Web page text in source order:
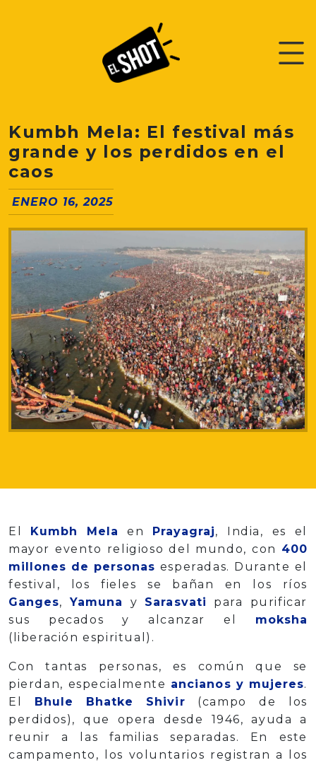
Kumbh Mela: El festival más
grande y los perdidos en el
caos
ENERO 16, 2025
El Kumbh Mela en Prayagraj, India, es el
mayor evento religioso del mundo, con 400
millones de personas esperadas. Durante el
festival, los fieles se bañan en los ríos
Ganges,Yamuna y Sarasvati para purificar
sus pecados y alcanzar el moksha
(liberación espiritual).
Con tantas personas, es común que se
pierdan, especialmente ancianos y mujeres.
El Bhule Bhatke Shivir (campo de los
perdidos), que opera desde 1946, ayuda a
reunir a las familias separadas. En este
campamento, los voluntarios registran a los